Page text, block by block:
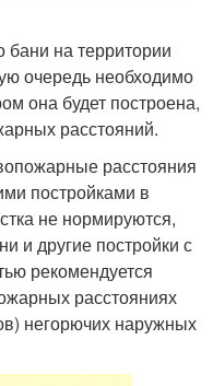
бани на территории
очередь необходимо
она будет построена,
расстояний.
расстояния
постройками в
не нормируются,
и другие постройки с
рекомендуется
расстояниях
негорючих наружных